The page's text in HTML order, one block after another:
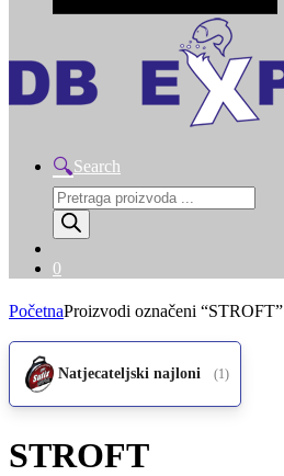
Search
Products
search
0
PočetnaProizvodi označeni “STROFT”
Natjecateljski najloni (1)
STROFT